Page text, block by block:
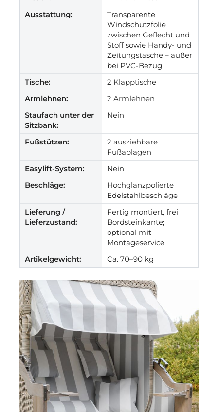
Ausstattung:
Transparente
Windschutzfolie
zwischen Geflecht und
Stoff sowie Handy- und
Zeitungstasche – außer
bei PVC-Bezug
Tische:
2 Klapptische
Armlehnen:
2 Armlehnen
Staufach unter der
Sitzbank:
Nein
Fußstützen:
2 ausziehbare
Fußablagen
Easylift-System:
Nein
Beschläge:
Hochglanzpolierte
Edelstahlbeschläge
Lieferung /
Lieferzustand:
Fertig montiert, frei
Bordsteinkante;
optional mit
Montageservice
Artikelgewicht:
Ca. 70–90 kg